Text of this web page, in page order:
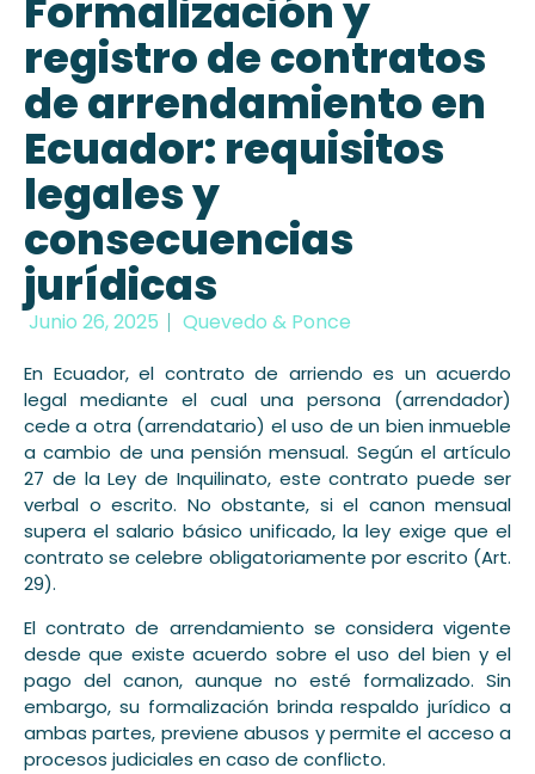
Formalización y
registro de contratos
de arrendamiento en
Ecuador: requisitos
legales y
consecuencias
jurídicas
Junio 26, 2025 Quevedo & Ponce
En Ecuador, el contrato de arriendo es un acuerdo
legal mediante el cual una persona (arrendador)
cede a otra (arrendatario) el uso de un bien inmueble
a cambio de una pensión mensual. Según el artículo
27 de la Ley de Inquilinato, este contrato puede ser
verbal o escrito. No obstante, si el canon mensual
supera el salario básico unificado, la ley exige que el
contrato se celebre obligatoriamente por escrito (Art.
29).
El contrato de arrendamiento se considera vigente
desde que existe acuerdo sobre el uso del bien y el
pago del canon, aunque no esté formalizado. Sin
embargo, su formalización brinda respaldo jurídico a
ambas partes, previene abusos y permite el acceso a
procesos judiciales en caso de conflicto.